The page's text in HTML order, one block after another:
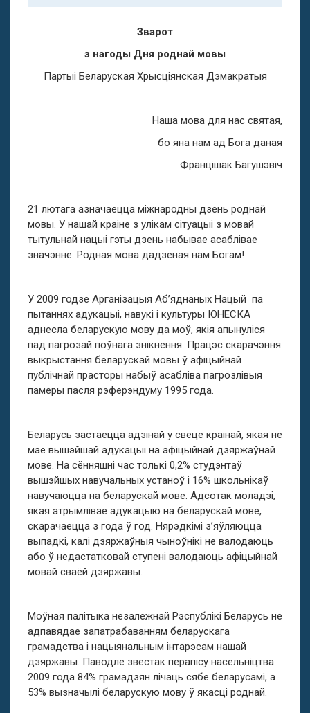
Зварот
з нагоды Дня роднай мовы
Партыі Беларуская Хрысціянская Дэмакратыя
Наша мова для нас святая,
бо яна нам ад Бога даная
Францішак Багушэвіч
21 лютага азначаецца міжнародны дзень роднай
мовы. У нашай краіне з улікам сітуацыі з мовай
тытульнай нацыі гэты дзень набывае асаблівае
значэнне. Родная мова дадзеная нам Богам!
У 2009 годзе Арганізацыя Аб’яднаных Нацый па
пытаннях адукацыі, навукі і культуры ЮНЕСКА
аднесла беларускую мову да моў, якія апынуліся
пад пагрозай поўнага знікнення. Працэс скарачэння
выкрыстання беларускай мовы ў афіцыйнай
публічнай прасторы набыў асабліва пагрозлівыя
памеры пасля рэферэндуму 1995 года.
Беларусь застаецца адзінай у свеце краінай, якая не
мае вышэйшай адукацыі на афіцыйнай дзяржаўнай
мове. На сённяшні час толькі 0,2% студэнтаў
вышэйшых навучальных устаноў і 16% школьнікаў
навучаюцца на беларускай мове. Адсотак моладзі,
якая атрымлівае адукацыю на беларускай мове,
скарачаецца з года ў год. Нярэдкімі з’яўляюцца
выпадкі, калі дзяржаўныя чыноўнікі не валодаюць
або ў недастатковай ступені валодаюць афіцыйнай
мовай сваёй дзяржавы.
Моўная палітыка незалежнай Рэспублікі Беларусь не
адпавядае запатрабаванням беларускага
грамадства і нацыянальным інтарэсам нашай
дзяржавы. Паводле звестак перапісу насельніцтва
2009 года 84% грамадзян лічаць сябе беларусамі, а
53% вызначылі беларускую мову ў якасці роднай.